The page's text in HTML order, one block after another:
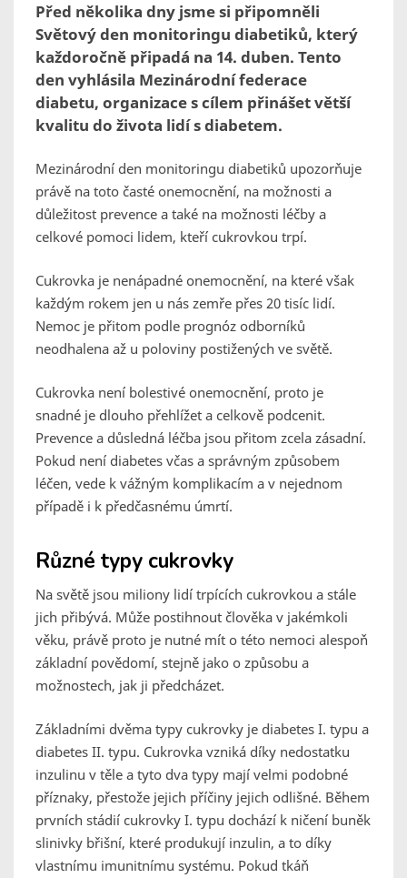
Před několika dny jsme si připomněli
Světový den monitoringu diabetiků, který
každoročně připadá na 14. duben. Tento
den vyhlásila Mezinárodní federace
diabetu, organizace s cílem přinášet větší
kvalitu do života lidí s diabetem.
Mezinárodní den monitoringu diabetiků upozorňuje
právě na toto časté onemocnění, na možnosti a
důležitost prevence a také na možnosti léčby a
celkové pomoci lidem, kteří cukrovkou trpí.
Cukrovka je nenápadné onemocnění, na které však
každým rokem jen u nás zemře přes 20 tisíc lidí.
Nemoc je přitom podle prognóz odborníků
neodhalena až u poloviny postižených ve světě.
Cukrovka není bolestivé onemocnění, proto je
snadné je dlouho přehlížet a celkově podcenit.
Prevence a důsledná léčba jsou přitom zcela zásadní.
Pokud není diabetes včas a správným způsobem
léčen, vede k vážným komplikacím a v nejednom
případě i k předčasnému úmrtí.
Různé typy cukrovky
Na světě jsou miliony lidí trpících cukrovkou a stále
jich přibývá. Může postihnout člověka v jakémkoli
věku, právě proto je nutné mít o této nemoci alespoň
základní povědomí, stejně jako o způsobu a
možnostech, jak ji předcházet.
Základními dvěma typy cukrovky je diabetes I. typu a
diabetes II. typu. Cukrovka vzniká díky nedostatku
inzulinu v těle a tyto dva typy mají velmi podobné
příznaky, přestože jejich příčiny jejich odlišné. Během
prvních stádií cukrovky I. typu dochází k ničení buněk
slinivky břišní, které produkují inzulin, a to díky
vlastnímu imunitnímu systému. Pokud tkáň